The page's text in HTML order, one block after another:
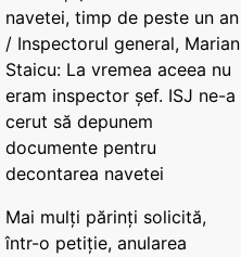
navetei, timp de peste un an
/ Inspectorul general, Marian
Staicu: La vremea aceea nu
eram inspector șef. ISJ ne-a
cerut să depunem
documente pentru
decontarea navetei
Mai mulți părinți solicită,
într-o petiție, anularea